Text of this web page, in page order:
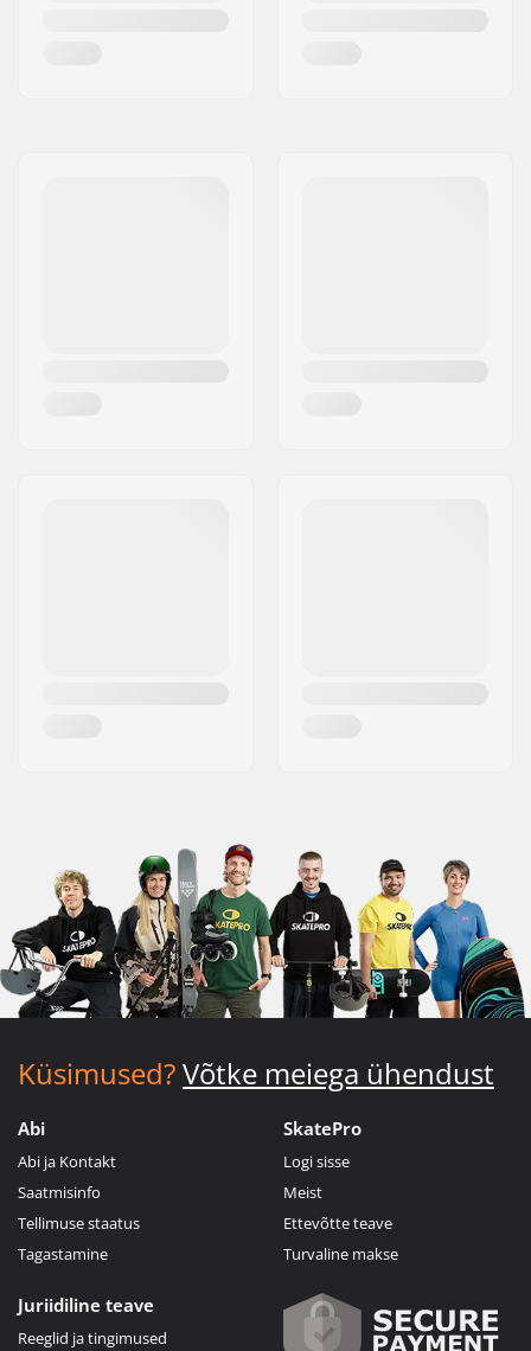
Küsimused?Võtke meiega ühendust
Abi
Abi ja Kontakt
Saatmisinfo
Tellimuse staatus
Tagastamine
SkatePro
Logi sisse
Meist
Ettevõtte teave
Turvaline makse
Juriidiline teave
Reeglid ja tingimused